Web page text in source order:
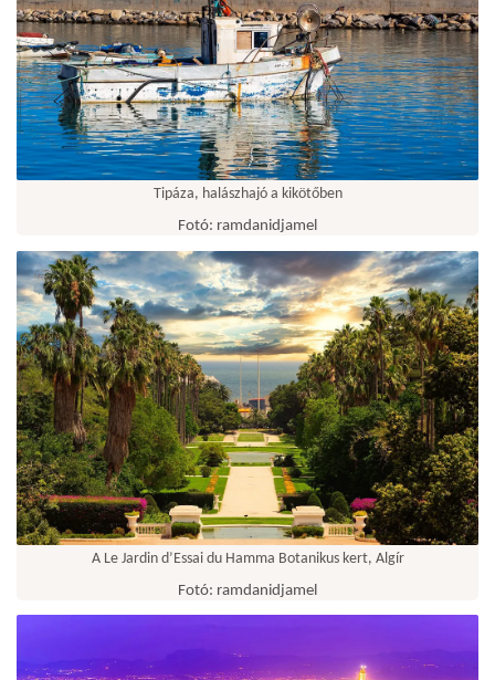
Tipáza, halászhajó a kikötőben
Fotó: ramdanidjamel
A Le Jardin d’Essai du Hamma Botanikus kert, Algír
Fotó: ramdanidjamel